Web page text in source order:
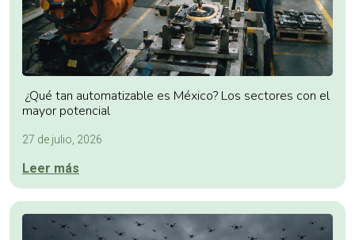
¿Qué tan automatizable es México? Los sectores con el
mayor potencial
27 de julio, 2026
Leer más